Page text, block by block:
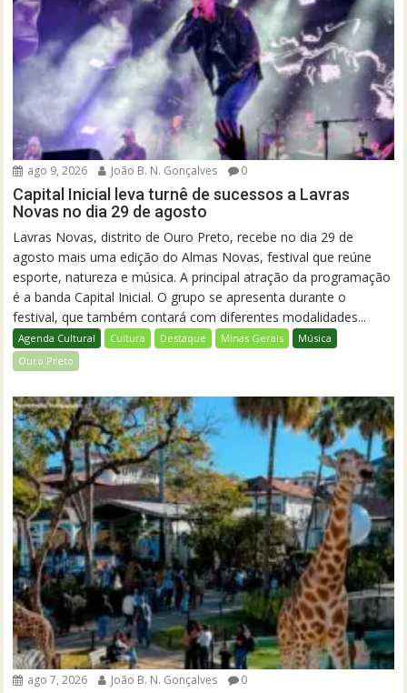
ago 9, 2026 João B. N. Gonçalves 0
Capital Inicial leva turnê de sucessos a Lavras
Novas no dia 29 de agosto
Lavras Novas, distrito de Ouro Preto, recebe no dia 29 de
agosto mais uma edição do Almas Novas, festival que reúne
esporte, natureza e música. A principal atração da programação
é a banda Capital Inicial. O grupo se apresenta durante o
festival, que também contará com diferentes modalidades...
Agenda Cultural Cultura Destaque Minas Gerais
Música
Ouro Preto
ago 7, 2026 João B. N. Gonçalves 0